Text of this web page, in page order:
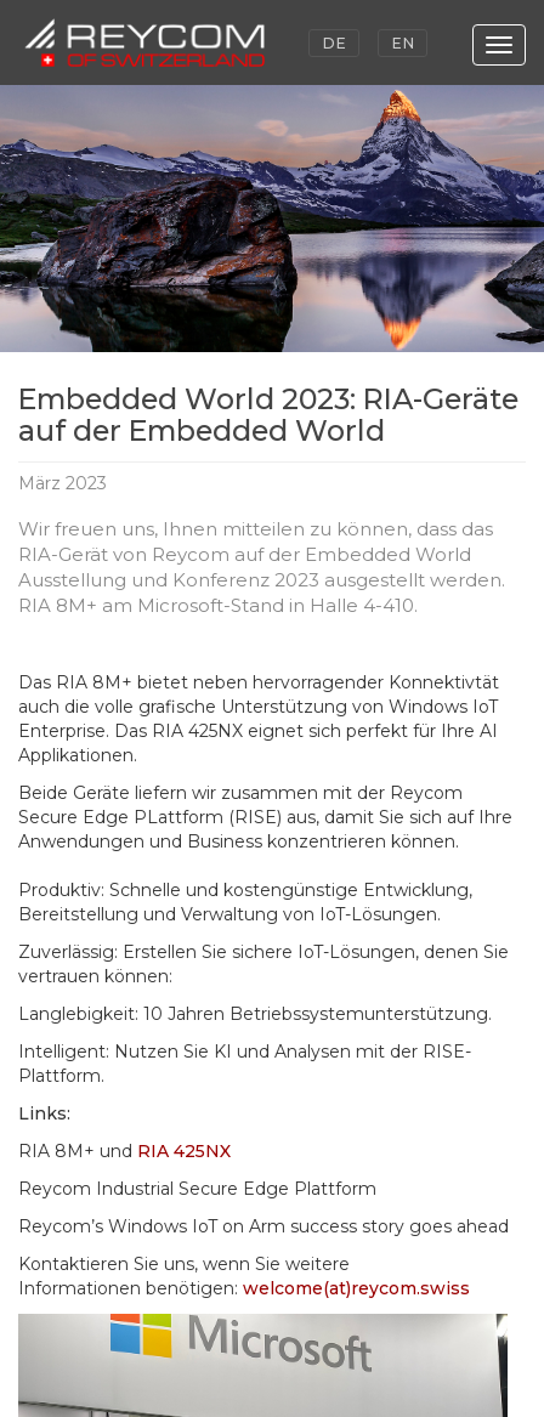
to
main
content
DE EN
Embedded World 2023: RIA-Geräte
auf der Embedded World
März 2023
Wir freuen uns, Ihnen mitteilen zu können, dass das
RIA-Gerät von Reycom auf der Embedded World
Ausstellung und Konferenz 2023 ausgestellt werden.
RIA 8M+ am Microsoft-Stand in Halle 4-410.
Das RIA 8M+ bietet neben hervorragender Konnektivtät
auch die volle grafische Unterstützung von Windows IoT
Enterprise. Das RIA 425NX eignet sich perfekt für Ihre AI
Applikationen.
Beide Geräte liefern wir zusammen mit der Reycom
Secure Edge PLattform (RISE) aus, damit Sie sich auf Ihre
Anwendungen und Business konzentrieren können.
Produktiv: Schnelle und kostengünstige Entwicklung,
Bereitstellung und Verwaltung von IoT-Lösungen.
Zuverlässig: Erstellen Sie sichere IoT-Lösungen, denen Sie
vertrauen können:
Langlebigkeit: 10 Jahren Betriebssystemunterstützung.
Intelligent: Nutzen Sie KI und Analysen mit der RISE-
Plattform.
Links:
RIA 8M+ und RIA 425NX
Reycom Industrial Secure Edge Plattform
Reycom’s Windows IoT on Arm success story goes ahead
Kontaktieren Sie uns, wenn Sie weitere
Informationen benötigen: welcome(at)reycom.swiss